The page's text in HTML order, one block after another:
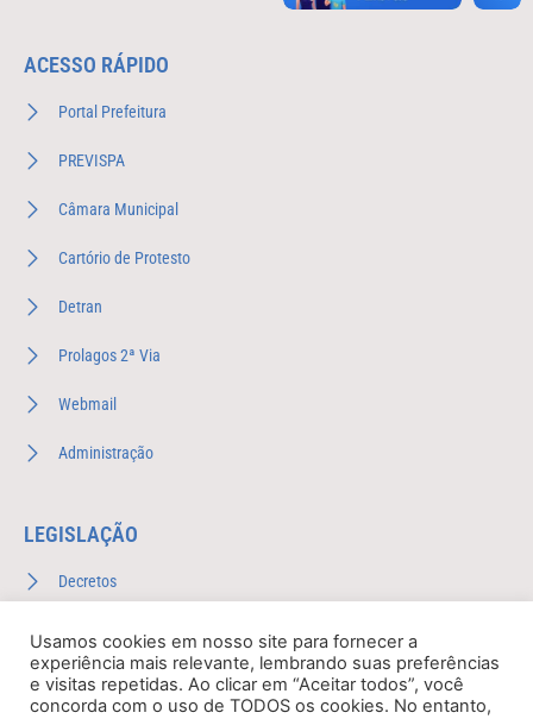
ACESSO RÁPIDO
Portal Prefeitura
PREVISPA
Câmara Municipal
Cartório de Protesto
Detran
Prolagos 2ª Via
Webmail
Administração
LEGISLAÇÃO
Decretos
Leis Complementares
Leis Ordinárias
Usamos cookies em nosso site para fornecer a
experiência mais relevante, lembrando suas preferências
e visitas repetidas. Ao clicar em “Aceitar todos”, você
concorda com o uso de TODOS os cookies. No entanto,